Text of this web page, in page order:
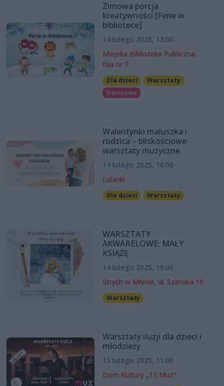
Zimowa porcja
kreatywności [Ferie w
bibliotece]
14 lutego 2025, 13:00
Miejska Biblioteka Publiczna,
filia nr 7
Dla dzieci
Warsztaty
Darmowe
Walentynki maluszka i
rodzica – bliskościowe
warsztaty muzyczne
14 lutego 2025, 16:00
Lalanki
Dla dzieci Warsztaty
WARSZTATY
AKWARELOWE: MAŁY
KSIĄŻĘ
14 lutego 2025, 19:00
Strych w Młynie, ul. Szeroka 19
Warsztaty
Warsztaty iluzji dla dzieci i
młodzieży
15 lutego 2025, 11:00
Dom Kultury „13 Muz”